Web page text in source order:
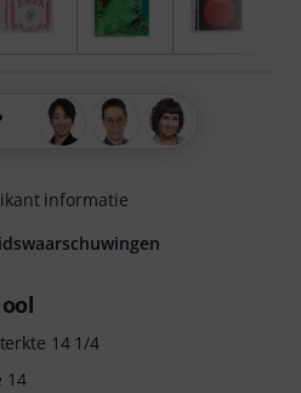
14 1/4
14
informatie